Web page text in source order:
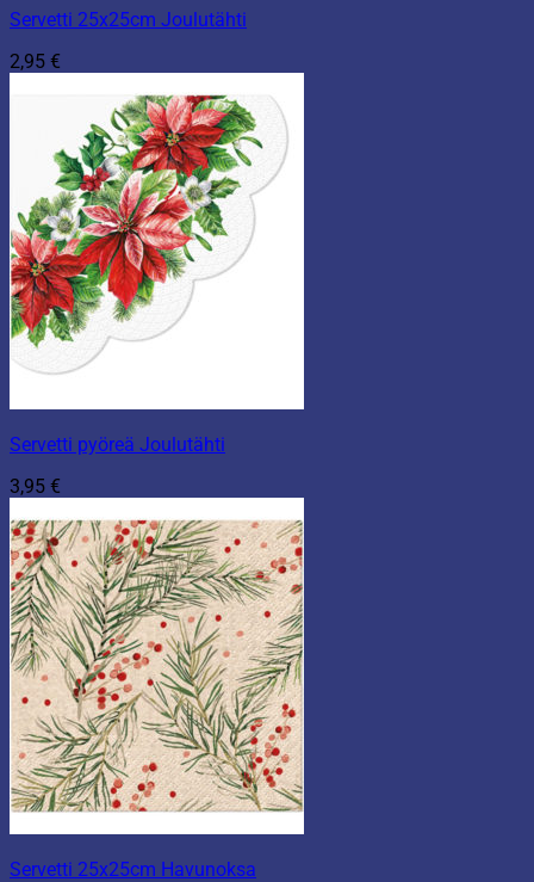
Servetti 25x25cm Joulutähti
2,95 €
Servetti pyöreä Joulutähti
3,95 €
Servetti 25x25cm Havunoksa